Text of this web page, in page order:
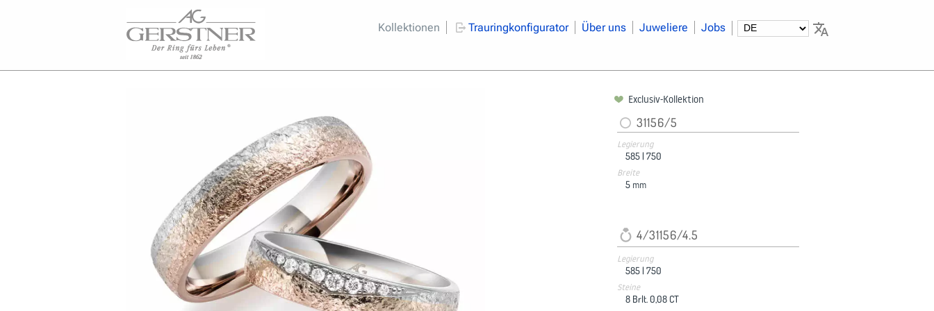
Kollektionen Trauringkonfigurator Über uns Juweliere Jobs
Exclusiv-Kollektion
31156/5
Legierung
585 | 750
Breite
5 mm
4/31156/4.5
Legierung
585 | 750
Steine
8 Brlt. 0,08 CT